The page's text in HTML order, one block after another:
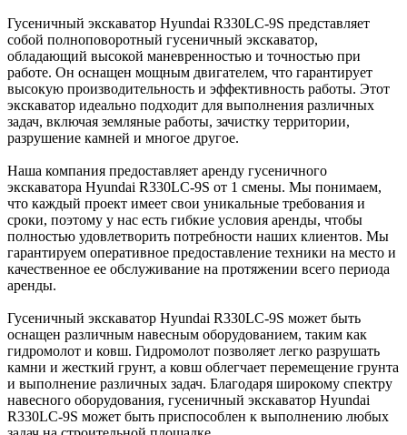
Гусеничный экскаватор Hyundai R330LC-9S представляет
собой полноповоротный гусеничный экскаватор,
обладающий высокой маневренностью и точностью при
работе. Он оснащен мощным двигателем, что гарантирует
высокую производительность и эффективность работы. Этот
экскаватор идеально подходит для выполнения различных
задач, включая земляные работы, зачистку территории,
разрушение камней и многое другое.
Наша компания предоставляет аренду гусеничного
экскаватора Hyundai R330LC-9S от 1 смены. Мы понимаем,
что каждый проект имеет свои уникальные требования и
сроки, поэтому у нас есть гибкие условия аренды, чтобы
полностью удовлетворить потребности наших клиентов. Мы
гарантируем оперативное предоставление техники на место и
качественное ее обслуживание на протяжении всего периода
аренды.
Гусеничный экскаватор Hyundai R330LC-9S может быть
оснащен различным навесным оборудованием, таким как
гидромолот и ковш. Гидромолот позволяет легко разрушать
камни и жесткий грунт, а ковш облегчает перемещение грунта
и выполнение различных задач. Благодаря широкому спектру
навесного оборудования, гусеничный экскаватор Hyundai
R330LC-9S может быть приспособлен к выполнению любых